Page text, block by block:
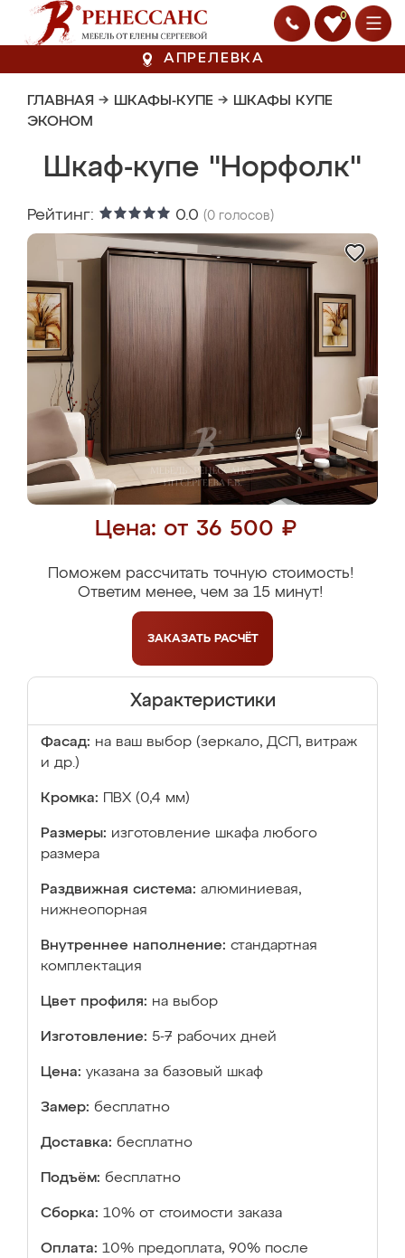
0
АПРЕЛЕВКА
ГЛАВНАЯ → ШКАФЫ-КУПЕ → ШКАФЫ КУПЕ
ЭКОНОМ
Шкаф-купе "Норфолк"
Рейтинг: 0.0 (0 голосов)
Цена: от 36 500 ₽
Поможем рассчитать точную стоимость!
Ответим менее, чем за 15 минут!
ЗАКАЗАТЬ РАСЧЁТ
Характеристики
Фасад: на ваш выбор (зеркало, ДСП, витраж
и др.)
Кромка: ПВХ (0,4 мм)
Размеры: изготовление шкафа любого
размера
Раздвижная система: алюминиевая,
нижнеопорная
Внутреннее наполнение: стандартная
комплектация
Цвет профиля: на выбор
Изготовление: 5-7 рабочих дней
Цена: указана за базовый шкаф
Замер: бесплатно
Доставка: бесплатно
Подъём: бесплатно
Сборка: 10% от стоимости заказа
Оплата: 10% предоплата, 90% после